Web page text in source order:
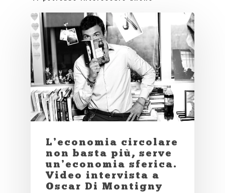
L’economia circolare
non basta più, serve
un’economia sferica.
Video intervista a
Oscar Di Montigny